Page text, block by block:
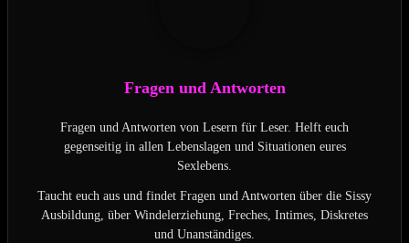
Fragen und Antworten
Fragen und Antworten von Lesern für Leser. Helft euch
gegenseitig in allen Lebenslagen und Situationen eures
Sexlebens.
Taucht euch aus und findet Fragen und Antworten über die Sissy
Ausbildung, über Windelerziehung, Freches, Intimes, Diskretes
und Unanständiges.